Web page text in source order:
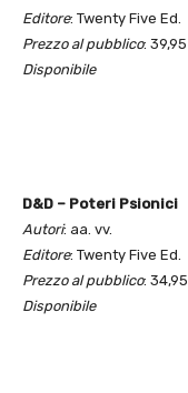
Editore: Twenty Five Ed.
Prezzo al pubblico: 39,95
Disponibile
D&D – Poteri Psionici
Autori: aa. vv.
Editore: Twenty Five Ed.
Prezzo al pubblico: 34,95
Disponibile